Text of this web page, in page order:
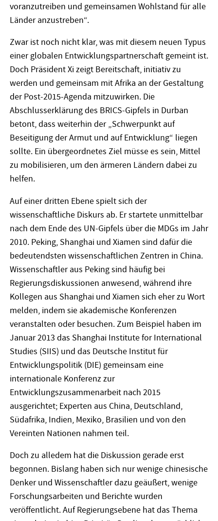
voranzutreiben und gemeinsamen Wohlstand für alle
Länder anzustreben“.
Zwar ist noch nicht klar, was mit diesem neuen Typus
einer globalen Entwicklungspartnerschaft gemeint ist.
Doch Präsident Xi zeigt Bereitschaft, initiativ zu
werden und gemeinsam mit Afrika an der Gestaltung
der Post-2015-Agenda mitzuwirken. Die
Abschlusserklärung des BRICS-Gipfels in Durban
betont, dass weiterhin der „Schwerpunkt auf
Beseitigung der Armut und auf Entwicklung“ liegen
sollte. Ein übergeordnetes Ziel müsse es sein, Mittel
zu mobilisieren, um den ärmeren Ländern dabei zu
helfen.
Auf einer dritten Ebene spielt sich der
wissenschaftliche Diskurs ab. Er startete unmittelbar
nach dem Ende des UN-Gipfels über die MDGs im Jahr
2010. Peking, Shanghai und Xiamen sind dafür die
bedeutendsten wissenschaftlichen Zentren in China.
Wissenschaftler aus Peking sind häufig bei
Regierungsdiskussionen anwesend, während ihre
Kollegen aus Shanghai und Xiamen sich eher zu Wort
melden, indem sie akademische Konferenzen
veranstalten oder besuchen. Zum Beispiel haben im
Januar 2013 das Shanghai Institute for International
Studies (SIIS) und das Deutsche Institut für
Entwicklungspolitik (DIE) gemeinsam eine
internationale Konferenz zur
Entwicklungszusammenarbeit nach 2015
ausgerichtet; Experten aus China, Deutschland,
Südafrika, Indien, Mexiko, Brasilien und von den
Vereinten Nationen nahmen teil.
Doch zu alledem hat die Diskussion gerade erst
begonnen. Bislang haben sich nur wenige chinesische
Denker und Wissenschaftler dazu geäußert, wenige
Forschungsarbeiten und Berichte wurden
veröffentlicht. Auf Regierungsebene hat das Thema